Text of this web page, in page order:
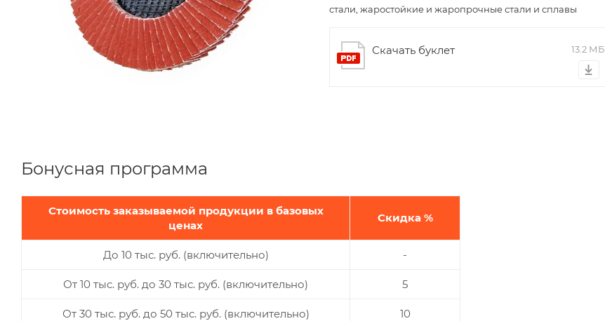
стали, жаростойкие и жаропрочные стали и сплавы
Скачать буклет 13.2 МБ
Бонусная программа
Стоимость заказываемой продукции в базовых
ценах
Скидка %
До 10 тыс. руб. (включительно) -
От 10 тыс. руб. до 30 тыс. руб. (включительно) 5
От 30 тыс. руб. до 50 тыс. руб. (включительно) 10